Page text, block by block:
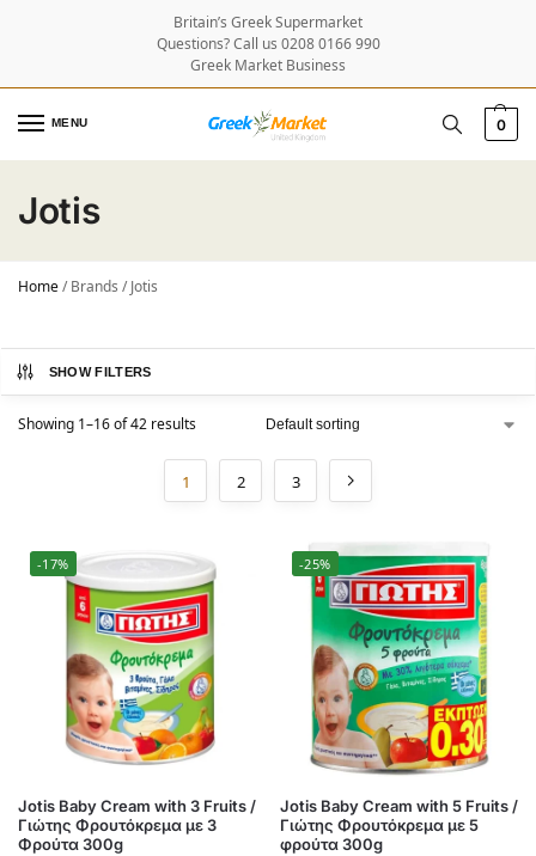
Britain’s Greek Supermarket
Questions? Call us 0208 0166 990
Greek Market Business
MENU 0
Jotis
Home/Brands /Jotis
SHOW FILTERS
Showing 1–16 of 42 results
1 2 3
-17%
Jotis Baby Cream with 3 Fruits /
Γιώτης Φρουτόκρεμα με 3
Φρούτα 300g
-25%
Jotis Baby Cream with 5 Fruits /
Γιώτης Φρουτόκρεμα με 5
φρούτα 300g